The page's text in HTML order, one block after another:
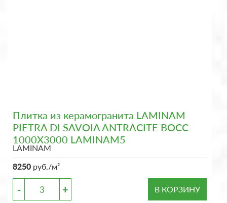
Плитка из керамогранита LAMINAM
PIETRA DI SAVOIA ANTRACITE BOCC
1000X3000 LAMINAM5
LAMINAM
8250 руб./м²
- + В КОРЗИНУ